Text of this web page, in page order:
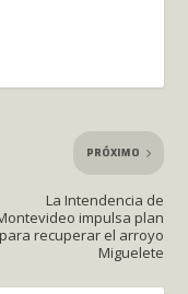
PRÓXIMO
La Intendencia de
impulsa plan
para recuperar el arroyo
Miguelete